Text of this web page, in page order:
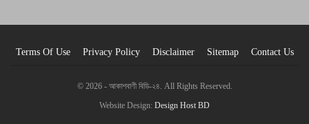
Terms Of Use Privacy Policy Disclaimer Sitemap Contact Us
© 2026 - আকাশবাণী বিডি-২৪. All Rights Reserved.
Website Design: Design Host BD